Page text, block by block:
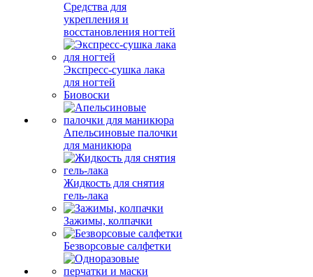
Средства для
укрепления и
восстановления ногтей
Экспресс-сушка лака
для ногтей
Биовоски
Апельсиновые палочки
для маникюра
Жидкость для снятия
гель-лака
Зажимы, колпачки
Безворсовые салфетки